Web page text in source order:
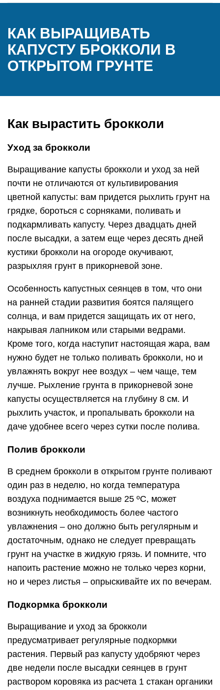
КАК ВЫРАЩИВАТЬ
КАПУСТУ БРОККОЛИ В
ОТКРЫТОМ ГРУНТЕ
Как вырастить брокколи
Уход за брокколи
Выращивание капусты брокколи и уход за ней
почти не отличаются от культивирования
цветной капусты: вам придется рыхлить грунт на
грядке, бороться с сорняками, поливать и
подкармливать капусту. Через двадцать дней
после высадки, а затем еще через десять дней
кустики брокколи на огороде окучивают,
разрыхляя грунт в прикорневой зоне.
Особенность капустных сеянцев в том, что они
на ранней стадии развития боятся палящего
солнца, и вам придется защищать их от него,
накрывая лапником или старыми ведрами.
Кроме того, когда наступит настоящая жара, вам
нужно будет не только поливать брокколи, но и
увлажнять вокруг нее воздух – чем чаще, тем
лучше. Рыхление грунта в прикорневой зоне
капусты осуществляется на глубину 8 см. И
рыхлить участок, и пропалывать брокколи на
даче удобнее всего через сутки после полива.
Полив брокколи
В среднем брокколи в открытом грунте поливают
один раз в неделю, но когда температура
воздуха поднимается выше 25 ºC, может
возникнуть необходимость более частого
увлажнения – оно должно быть регулярным и
достаточным, однако не следует превращать
грунт на участке в жидкую грязь. И помните, что
напоить растение можно не только через корни,
но и через листья – опрыскивайте их по вечерам.
Подкормка брокколи
Выращивание и уход за брокколи
предусматривает регулярные подкормки
растения. Первый раз капусту удобряют через
две недели после высадки сеянцев в грунт
раствором коровяка из расчета 1 стакан органики